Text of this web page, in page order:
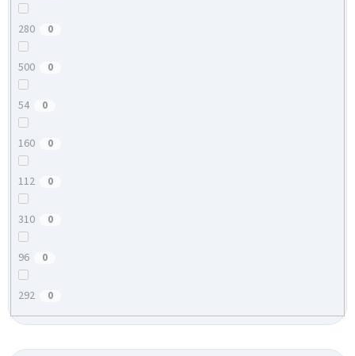
280 0
500 0
54 0
160 0
112 0
310 0
96 0
292 0